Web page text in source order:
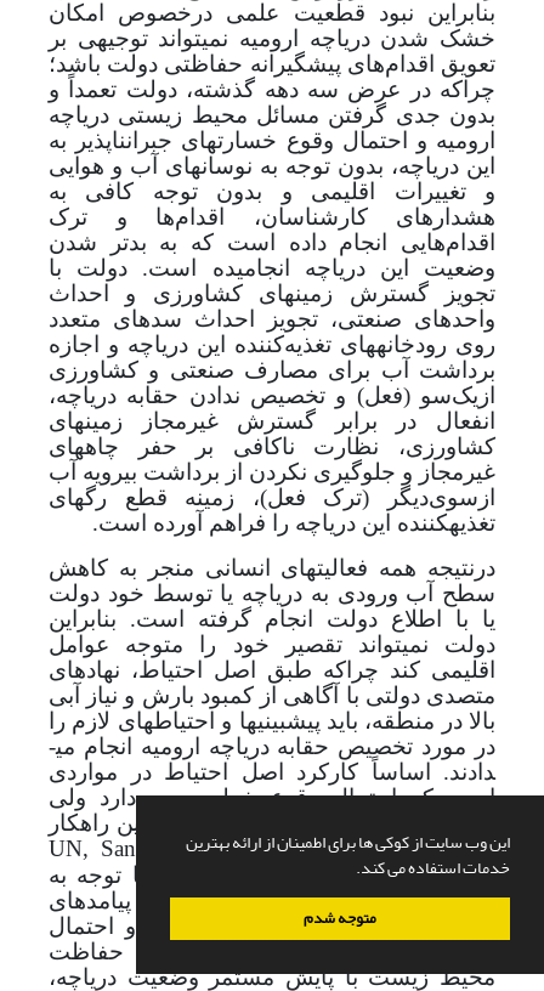
این وب سایت از کوکی ها برای اطمینان از ارائه بهترین
خدمات استفاده می کند.
متوجه شدم
بنابراین نبود قطعیت علمی درخصوص امکان
خشک شدن دریاچه ارومیه نمی­تواند توجیهی بر
تعویق اقدام‌های پیشگیرانه حفاظتی دولت باشد؛
چرا‌که در عرض سه دهه گذشته،دولت تعمداً و
بدون جدی گرفتن مسائل محیط زیستی دریاچه
ارومیه و احتمال وقوع خسارت­های جبران­ناپذیر به
این دریاچه، بدون توجه به نوسان­های آب و هوایی
و تغییرات اقلیمی و بدون توجه کافی به
هشدارهای کارشناسان، اقدام‌ها و ترک
اقدام‌هایی انجام داده است که به بدتر شدن
وضعیت این دریاچه انجامیده است. دولت با
تجویز گسترش زمین­های کشاورزی و احداث
واحدهای صنعتی، تجویز احداث سدهای متعدد
روی رودخانه­های تغذیه‌کننده این دریاچه و اجازه
برداشت آب برای مصارف صنعتی و کشاورزی
از‌یک‌سو (فعل) و تخصیص ندادن حقابه دریاچه،
انفعال در برابر گسترش غیر‌مجاز زمین­های
کشاورزی، نظارت ناکافی بر حفر چاه­های
غیر‌مجاز و جلوگیری نکردن از برداشت بی­رویه آب
از‌سوی‌دیگر (ترک فعل)، زمینه قطع رگ­های
تغذیه­کننده این دریاچه را فراهم آورده است.
در‌نتیجه همه فعالیت­های انسانی منجر به کاهش
سطح آب ورودی به دریاچه یا توسط خود دولت
یا با اطلاع دولت انجام گرفته است. بنابراین
دولت نمی­تواند تقصیر خود را متوجه عوامل
اقلیمی کند چراکه طبق اصل احتیاط، نهادهای
متصدی دولتی با آگاهی از کمبود بارش و نیاز آبی
بالا در منطقه، باید پیش­بینی­ها و احتیاط­های لازم را
در مورد تخصیص حقابه دریاچه ارومیه انجام می­
دادند. اساساً کارکرد اصل احتیاط در مواردی
است که احتمال وقوع خطر وجود دارد ولی
قطعیت کافی در آن زمینه نیست، بهترین راهکار
احتیاط و پیش­بینی استSands, 2003: 268)
UN,
1992: Principle 15;
دولت با توجه به
وضعیت اکولوژیک دریاچه باید نسبت به پیامدهای
بی­رویه بهره­برداری آب از این دریاچه و احتمال
خشک شدن آن آگاه می­بود و سازمان حفاظت
محیط زیست با پایش مستمر وضعیت دریاچه،